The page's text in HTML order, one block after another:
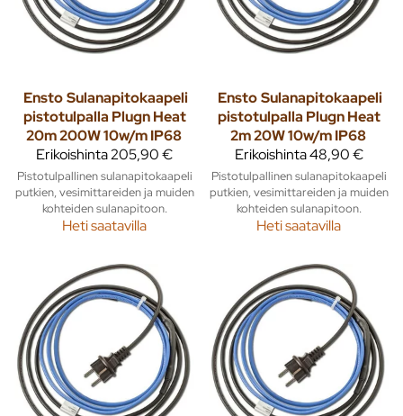
Ensto Sulanapitokaapeli
pistotulpalla Plugn Heat
20m 200W 10w/m IP68
Erikoishinta205,90 €
Pistotulpallinen sulanapitokaapeli
putkien, vesimittareiden ja muiden
kohteiden sulanapitoon.
Heti saatavilla
Ensto Sulanapitokaapeli
pistotulpalla Plugn Heat
2m 20W 10w/m IP68
Erikoishinta48,90 €
Pistotulpallinen sulanapitokaapeli
putkien, vesimittareiden ja muiden
kohteiden sulanapitoon.
Heti saatavilla